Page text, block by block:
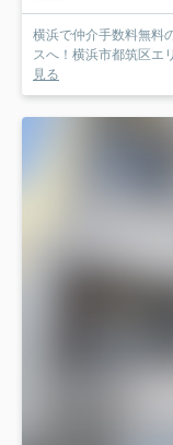
横浜で仲介手数料無料
スへ！横浜市都筑区エ
見る